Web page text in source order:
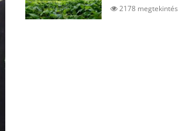
2178 megtekintés